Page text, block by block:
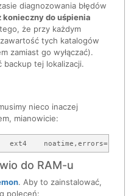
diagnozowania błędów
konieczny do uśpienia
że przy każdym
tych katalogów
zamiast go wyłączać).
tej lokalizacji.
nieco inaczej
mianowicie:
do RAM-u
. Aby to zainstalować,
poleceń: